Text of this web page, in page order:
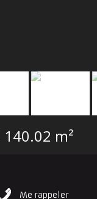
140.02 m²
Me rappeler